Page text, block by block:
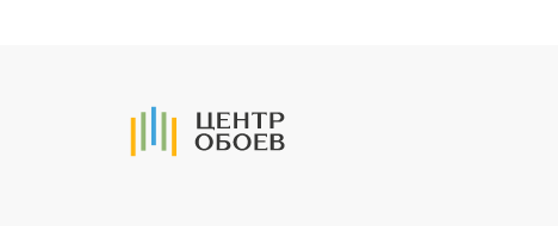
На Главную